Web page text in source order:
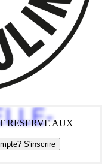
RESERVE AUX
S'inscrire